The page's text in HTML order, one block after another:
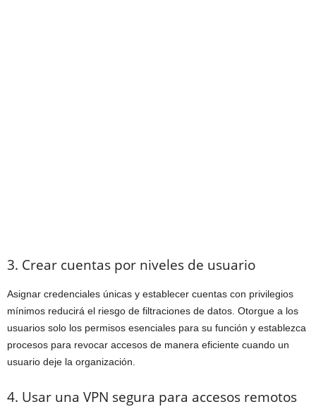
3. Crear cuentas por niveles de usuario
Asignar credenciales únicas y establecer cuentas con privilegios
mínimos reducirá el riesgo de filtraciones de datos. Otorgue a los
usuarios solo los permisos esenciales para su función y establezca
procesos para revocar accesos de manera eficiente cuando un
usuario deje la organización.
4. Usar una VPN segura para accesos remotos